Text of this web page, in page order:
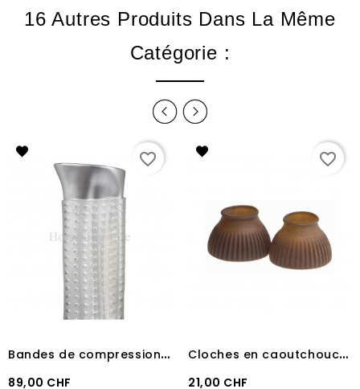
16 Autres Produits Dans La Même
Catégorie :
favorite_border
B
andes de compression Gel Acavallo
Prix
89,00 CHF
favorite_border
C
loches en caoutchouc transparent
Prix
21,00 CHF